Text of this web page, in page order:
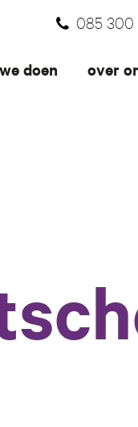
085 300
doen over